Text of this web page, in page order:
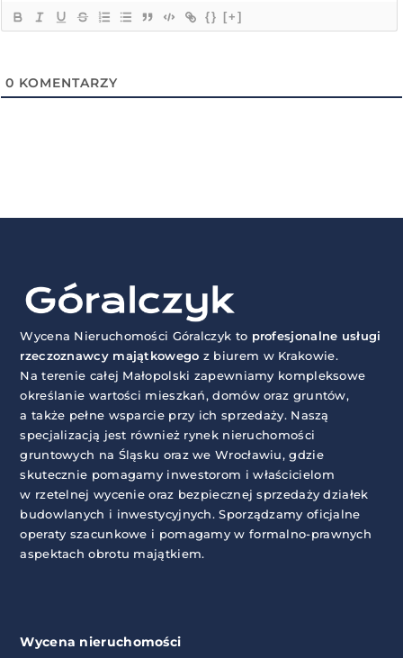
{} [+]
0 KOMENTARZY
Wycena Nieruchomości Góralczyk to profesjonalne usługi
rzeczoznawcy majątkowego z biurem w Krakowie.
Na terenie całej Małopolski zapewniamy kompleksowe
określanie wartości mieszkań, domów oraz gruntów,
a także pełne wsparcie przy ich sprzedaży. Naszą
specjalizacją jest również rynek nieruchomości
gruntowych na Śląsku oraz we Wrocławiu, gdzie
skutecznie pomagamy inwestorom i właścicielom
w rzetelnej wycenie oraz bezpiecznej sprzedaży działek
budowlanych i inwestycyjnych. Sporządzamy oficjalne
operaty szacunkowe i pomagamy w formalno-prawnych
aspektach obrotu majątkiem.
Wycena nieruchomości